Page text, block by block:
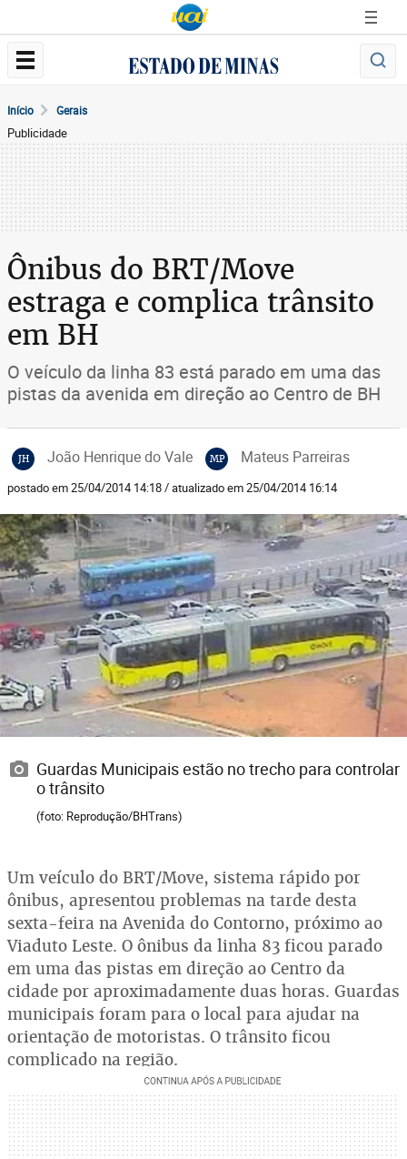
Início Gerais
Publicidade
Ônibus do BRT/Move
estraga e complica trânsito
em BH
O veículo da linha 83 está parado em uma das
pistas da avenida em direção ao Centro de BH
JH João Henrique do Vale MP Mateus Parreiras
postado em 25/04/2014 14:18 / atualizado em 25/04/2014 16:14
Guardas Municipais estão no trecho para controlar
o trânsito
(foto: Reprodução/BHTrans)
Um veículo do BRT/Move, sistema rápido por
ônibus, apresentou problemas na tarde desta
sexta-feira na Avenida do Contorno, próximo ao
Viaduto Leste. O ônibus da linha 83 ficou parado
em uma das pistas em direção ao Centro da
cidade por aproximadamente duas horas. Guardas
municipais foram para o local para ajudar na
orientação de motoristas. O trânsito ficou
complicado na região.